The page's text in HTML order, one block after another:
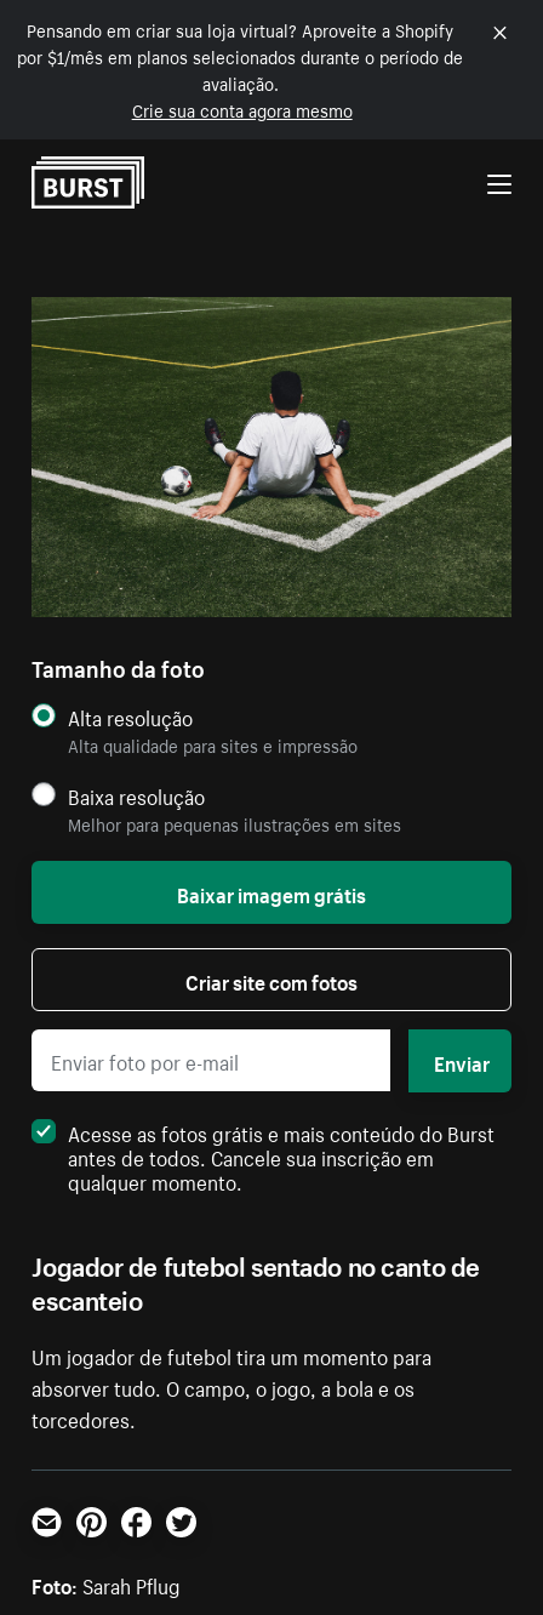
Pensando em criar sua loja virtual? Aproveite a Shopify
por $1/mês em planos selecionados durante o período de
avaliação.
Crie sua conta agora mesmo
Pular para o conteúdo
Jogador de futebol sentado no canto de
escanteio
Um jogador de futebol tira um momento para
absorver tudo. O campo, o jogo, a bola e os
torcedores.
Tamanho da foto
Alta resolução
Alta qualidade para sites e impressão
Baixa resolução
Melhor para pequenas ilustrações em sites
Baixar imagem grátis
Criar site com fotos
Enviar
Acesse as fotos grátis e mais conteúdo do Burst
antes de todos. Cancele sua inscrição em
qualquer momento.
E-mailPinterestFacebookTwitter
Foto: Sarah Pflug